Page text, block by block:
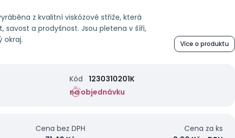
z kvalitní viskózové střiže, která
a prodyšnost. Jsou pletena v šíři,
okraj.
Více o produktu
Kód
1230310201K
na objednávku
Cena za ks
Cena bez DPH